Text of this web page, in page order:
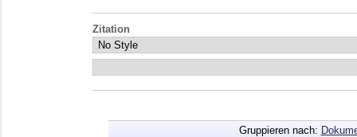
Zitation
Gruppieren nach: